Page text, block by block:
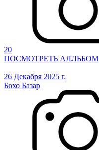
20
ПОСМОТРЕТЬ АЛЛЬБОМ
26 Декабря 2025 г.
Бохо Базар